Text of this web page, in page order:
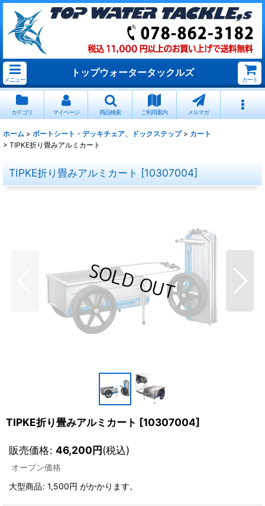
メニュー
トップウォータータックルズ
カート
カテゴリ マイページ 商品検索 ご利用案内 メルマガ
ホーム > ボートシート・デッキチェア、ドックステップ > カート
> TIPKE折り畳みアルミカート
TIPKE折り畳みアルミカート [10307004]
TIPKE折り畳みアルミカート [10307004]
販売価格: 46,200円(税込)
オープン価格
大型商品: 1,500円 がかかります。